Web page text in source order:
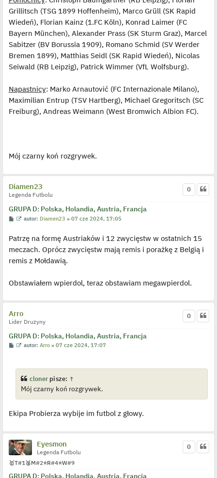
Grillitsch (TSG 1899 Hoffenheim), Marco Grüll (SK Rapid
Wiedeń), Florian Kainz (1.FC Köln), Konrad Laimer (FC
Bayern München), Alexander Prass (SK Sturm Graz), Marcel
Sabitzer (BV Borussia 1909), Romano Schmid (SV Werder
Bremen 1899), Matthias Seidl (SK Rapid Wiedeń), Nicolas
Seiwald (RB Leipzig), Patrick Wimmer (VfL Wolfsburg).
Napastnicy: Marko Arnautović (FC Internazionale Milano),
Maximilian Entrup (TSV Hartberg), Michael Gregoritsch (SC
Freiburg), Andreas Weimann (West Bromwich Albion FC).
Mój czarny koń rozgrywek.
Diamen23
Legenda Futbolu
GRUPA D: Polska, Holandia, Austria, Francja
0
P
t
W
w
i
e
l
j
e
y
c
z
y
o
s
autor: Diamen23 »07 cze 2024, 17:05
Patrzę na formę Austriaków i 12 zwycięstw w ostatnich 15
meczach. Oprócz zwycięstw mają remis i porażkę z Belgią i
remis z Mołdawią.
Obstawiałem wpierdol, teraz obstawiam megawpierdol.
Arro
Lider Drużyny
GRUPA D: Polska, Holandia, Austria, Francja
0
P
W
i
e
t
l
o
e
n
c
z
y
o
autor:Arro »07 cze 2024, 17:07
cloner pisze: ↑
Mój czarny koń rozgrywek.
Ekipa Probierza wybije im futbol z głowy.
Eyesmon
Legenda Futbolu
🥇T#1🥈M#2⭐R#4⭐W#9
GRUPA D: Polska, Holandia, Austria, Francja
0